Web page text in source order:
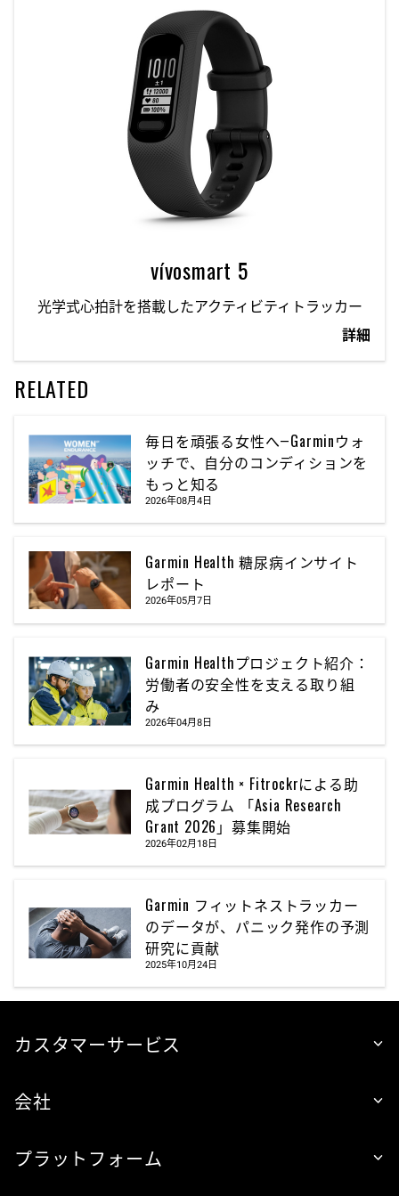
vívosmart 5
光学式心拍計を搭載したアクティビティトラッカー
詳細
RELATED
毎日を頑張る女性へ―Garminウォ
ッチで、自分のコンディションを
もっと知る
2026年08月4日
Garmin Health 糖尿病インサイト
レポート
2026年05月7日
Garmin Healthプロジェクト紹介：
労働者の安全性を支える取り組
み
2026年04月8日
Garmin Health × Fitrockrによる助
成プログラム 「Asia Research
Grant 2026」募集開始
2026年02月18日
Garmin フィットネストラッカー
のデータが、パニック発作の予測
研究に貢献
2025年10月24日
カスタマーサービス
会社
プラットフォーム